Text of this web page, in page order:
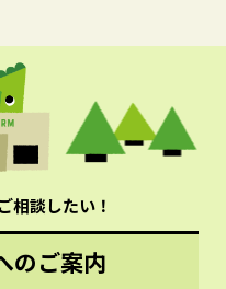
相談したい！
のご案内